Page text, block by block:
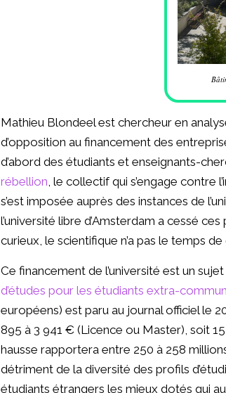
Mathieu Blondeel est chercheur en
d’opposition au financement des
d’abord des étudiants et enseignants-
rébellion, le collectif qui s’engage contre
s’est imposée auprès des instances de
l’université libre d’Amsterdam a cessé
curieux, le scientifique n’a pas le temps
Ce financement de l’université est un
d’études pour les étudiants extra-
européens) est paru au journal officiel le
895 à 3 941 € (Licence ou Master), soit
hausse rapportera entre 250 à 258
détriment de la diversité des profils
étudiants étrangers les mieux dotés qui